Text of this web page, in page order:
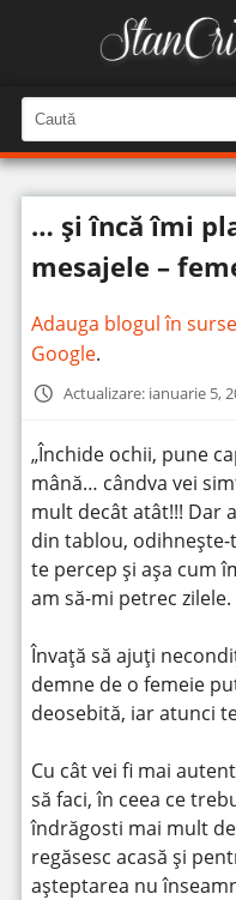
a
u
t
C
a
u
î
n
i
t
… și încă îmi
mesajele –
Adauga blogul în
Google.
Actualizare: ianuarie 5,
„Închide ochii, pune
mână… cândva vei
mult decât atât!!! Dar
din tablou,
te percep și așa cum
am să-mi petrec zilele.
Învață să ajuți
demne de o femeie
deosebită, iar atunci
Cu cât vei fi mai
să faci, în ceea ce
îndrăgosti mai mult
regăsesc acasă și
așteptarea nu